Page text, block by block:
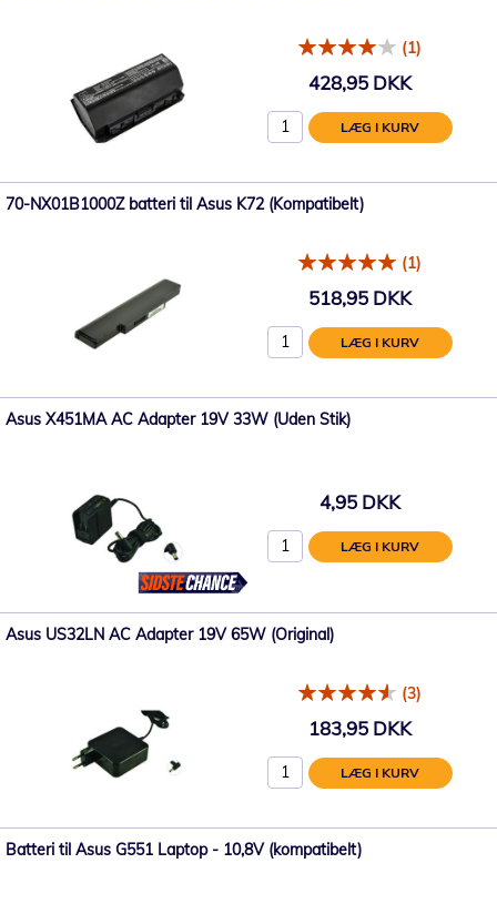
(1)
428,95 DKK
LÆG I KURV
70-NX01B1000Z batteri til Asus K72 (Kompatibelt)
(1)
518,95 DKK
LÆG I KURV
Asus X451MA AC Adapter 19V 33W (Uden Stik)
4,95 DKK
LÆG I KURV
Asus US32LN AC Adapter 19V 65W (Original)
(3)
183,95 DKK
LÆG I KURV
Batteri til Asus G551 Laptop - 10,8V (kompatibelt)